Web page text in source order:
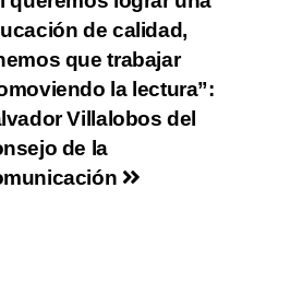
de calidad,
que trabajar
la lectura”:
Villalobos del
de la